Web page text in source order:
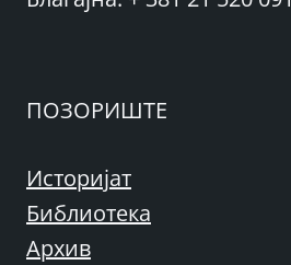
ПОЗОРИШТЕ
Историјат
Библиотека
Архив